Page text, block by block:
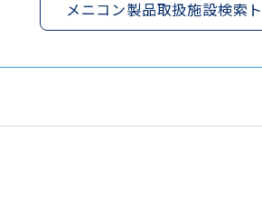
メニコン製品取扱施設検索